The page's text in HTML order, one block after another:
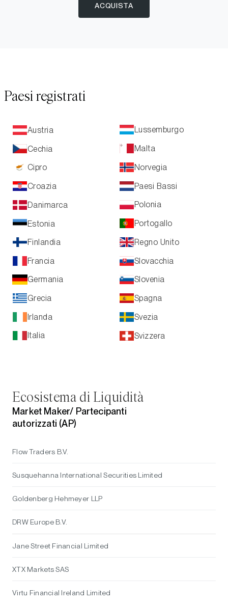
ACQUISTA
Paesi registrati
Austria
Cechia
Cipro
Croazia
Danimarca
Estonia
Finlandia
Francia
Germania
Grecia
Irlanda
Italia
Lussemburgo
Malta
Norvegia
Paesi Bassi
Polonia
Portogallo
Regno Unito
Slovacchia
Slovenia
Spagna
Svezia
Svizzera
Ecosistema di Liquidità
Market Maker/ Partecipanti
autorizzati (AP)
Flow Traders B.V.
Susquehanna International Securities Limited
Goldenberg Hehmeyer LLP
DRW Europe B.V.
Jane Street Financial Limited
XTX Markets SAS
Virtu Financial Ireland Limited